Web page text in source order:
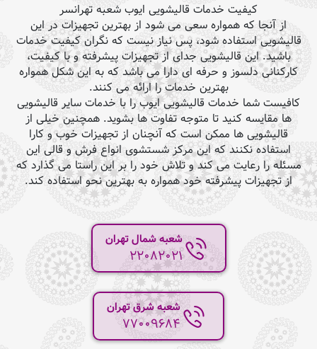
کیفیت خدمات قالیشویی ایوب شعبه تهرانسر
از آنجا که همواره سعی می شود از بهترین تجهیزات در این
قالیشویی استفاده شود، پس نیاز نیست که نگران کیفیت خدمات
باشید. این قالیشویی جدای از تجهیزات پیشرفته و با کیفیت،
کارکنانی دلسوز و حرفه ای دارا می باشد که به این شکل همواره
بهترین خدمات را ارائه می کنند.
کافیست شما خدمات قالیشویی ایوب را با خدمات سایر قالیشویی
ها مقایسه کنید تا متوجه تفاوت ها بشوید. همچنین خیلی از
قالیشویی ها ممکن است که آنچنان از تجهیزات خوب و کارا
استفاده نکنند که این مرکز شستشوی انواع فرش و قالی این
مسئله را رعایت می کند و تلاش خود را بر این راستا می گذارد که
از تجهیزات پیشرفته خود همواره به بهترین نحو استفاده کند.
شعبه شمال تهران
22082021
شعبه شرق تهران
77009684